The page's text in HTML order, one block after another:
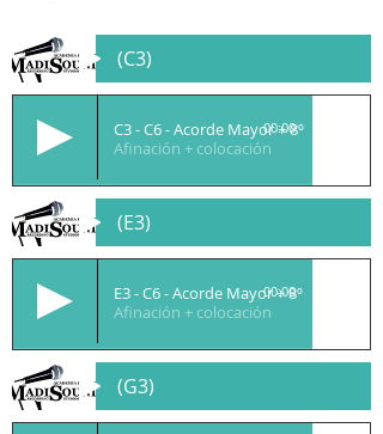
(C3)
C3 - C6 - Acorde Mayor + 8º
Afinación + colocación
00:00
(E3)
E3 - C6 - Acorde Mayor + 8º
Afinación + colocación
00:00
(G3)